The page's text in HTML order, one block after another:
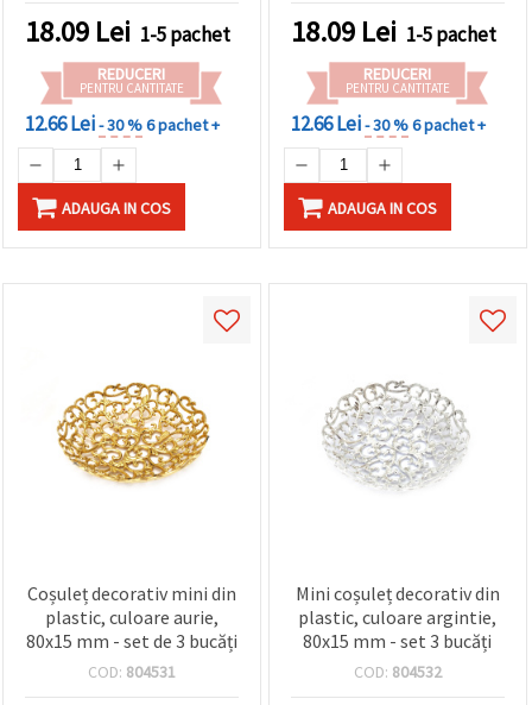
18.09 Lei 1-5 pachet
REDUCERI
PENTRU CANTITATE
12.66 Lei- 30 %6 pachet +
ADAUGA IN COS
18.09 Lei 1-5 pachet
REDUCERI
PENTRU CANTITATE
12.66 Lei- 30 %6 pachet +
ADAUGA IN COS
Coșuleț decorativ mini din
plastic, culoare aurie,
80x15 mm - set de 3 bucăți
COD: 804531
Mini coșuleț decorativ din
plastic, culoare argintie,
80x15 mm - set 3 bucăți
COD: 804532